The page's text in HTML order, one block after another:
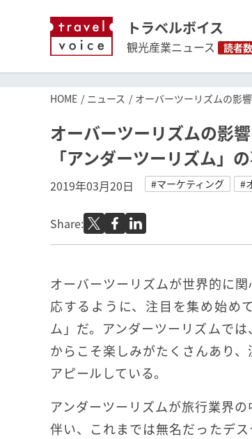
トラベルボイス
観光産業ニュース 読者
HOME ニュース オーバーツーリズムの影
オーバーツーリズムの影
「アンダーツーリズム」
2019年03月20日 #マーケティング #
Share:
オーバーツーリズムが世界的に
応するように、注目を集め始め
ム」だ。アンダーツーリズムで
からこそ楽しみがたくさんあり
アピールしている。
アンダーツーリズムが旅行業界
伴い、これまでは無名だったデ